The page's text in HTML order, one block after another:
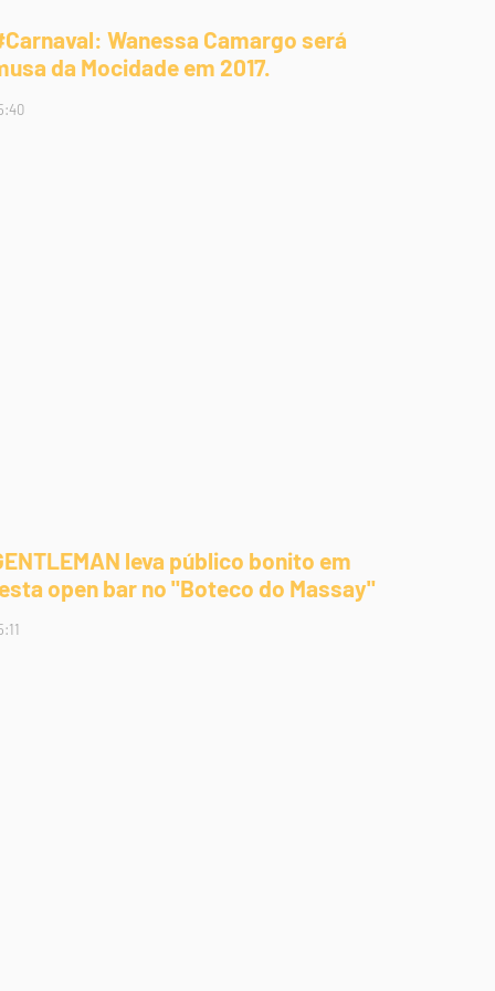
Wanessa Camargo será
da Mocidade em 2017.
leva público bonito em
open bar no "Boteco do Massay"